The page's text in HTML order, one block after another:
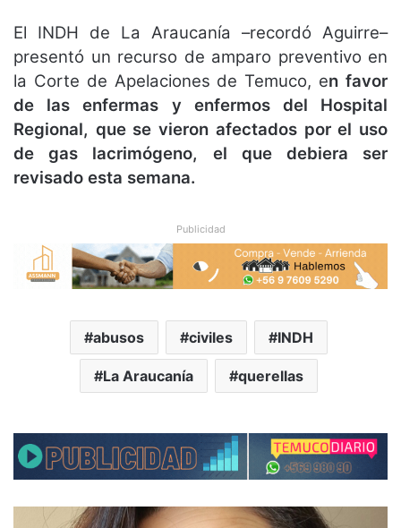
El INDH de La Araucanía –recordó Aguirre–
presentó un recurso de amparo preventivo en
la Corte de Apelaciones de Temuco, en favor
de las enfermas y enfermos del Hospital
Regional, que se vieron afectados por el uso
de gas lacrimógeno, el que debiera ser
revisado esta semana.
Publicidad
abusos civiles INDH
La Araucanía querellas